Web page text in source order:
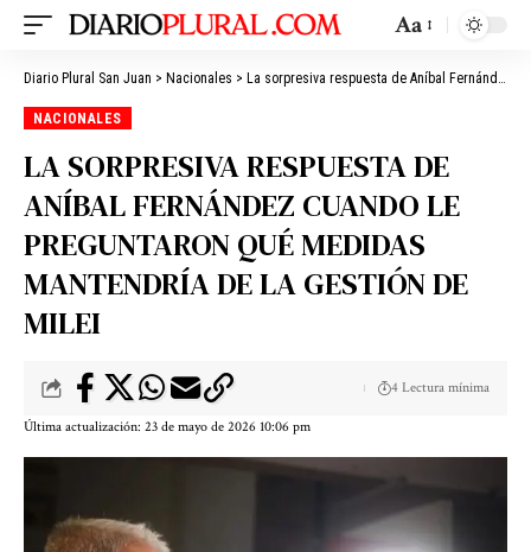
Aa
Diario Plural San Juan > Nacionales > La sorpresiva respuesta de Aníbal Fernández cuando le preguntaron qué medidas mantendría de la gestión de Milei
NACIONALES
LA SORPRESIVA RESPUESTA DE
ANÍBAL FERNÁNDEZ CUANDO LE
PREGUNTARON QUÉ MEDIDAS
MANTENDRÍA DE LA GESTIÓN DE
MILEI
Última actualización: 23 de mayo de 2026 10:06 pm
4 Lectura mínima